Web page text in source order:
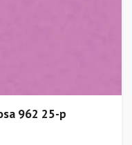
962 25-p